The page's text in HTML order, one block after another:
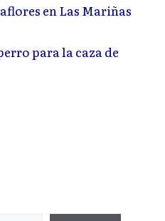
en Las Mariñas
para la caza de